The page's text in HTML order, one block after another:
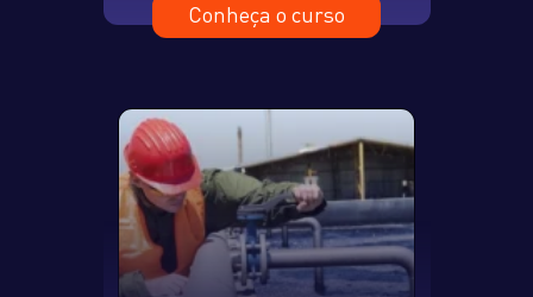
Conheça o curso